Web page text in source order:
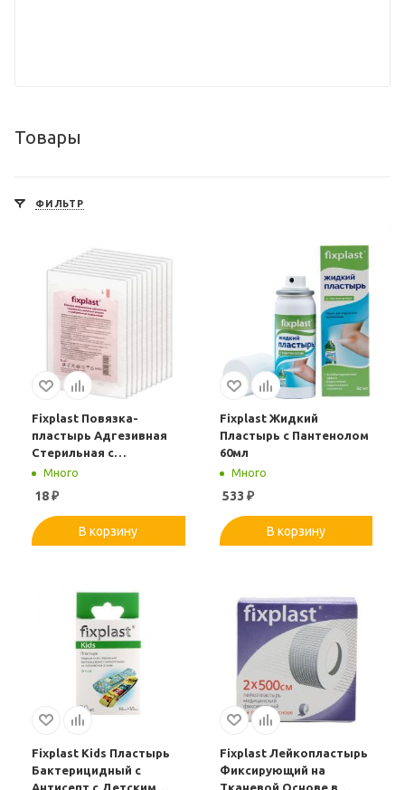
Товары
ФИЛЬТР
Fixplast Повязка-
пластырь Адгезивная
Стерильная с
Сорбционной
Нетканой Основе 10 8см
Много
18₽
В корзину
Fixplast Жидкий
Пластырь с Пантенолом
60мл
Много
533 ₽
В корзину
Fixplast Kids Пластырь
Бактерицидный с
Антисепт.с Детским
Fixplast Лейкопластырь
Фиксирующий на
Тканевой Основе.в